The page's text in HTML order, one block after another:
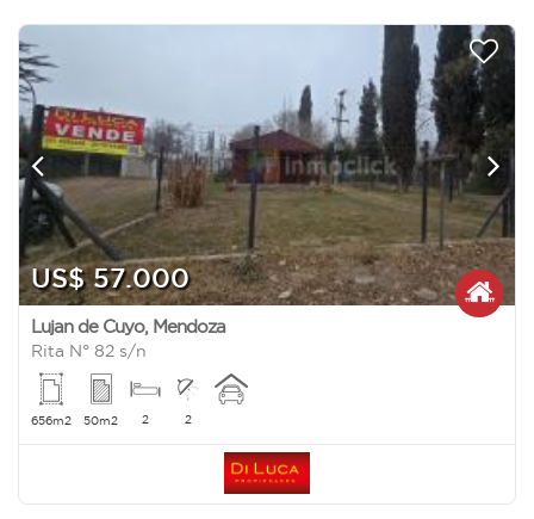
US$ 57.000
Lujan de Cuyo, Mendoza
Rita N° 82 s/n
656m2 50m2 2 2